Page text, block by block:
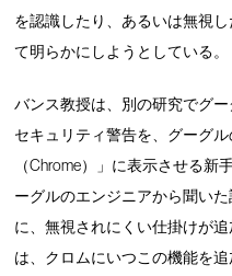
を認識したり、あるいは無視
て明らかにしようとしている。
バンス教授は、別の研究でグ
セキュリティ警告を、グーグ
（Chrome）」に表示させる
ーグルのエンジニアから聞い
に、無視されにくい仕掛けが
は、クロムにいつこの機能を